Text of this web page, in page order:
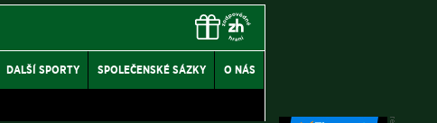
DALŠÍ SPORTY SPOLEČENSKÉ SÁZKY O NÁS